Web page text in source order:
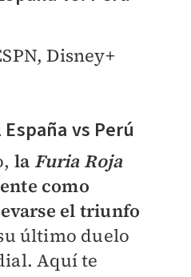
Disney+
vs Perú
la Furia Roja
como
el triunfo
último duelo
Aquí te